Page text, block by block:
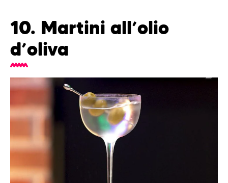
10. Martini all’olio
d’oliva